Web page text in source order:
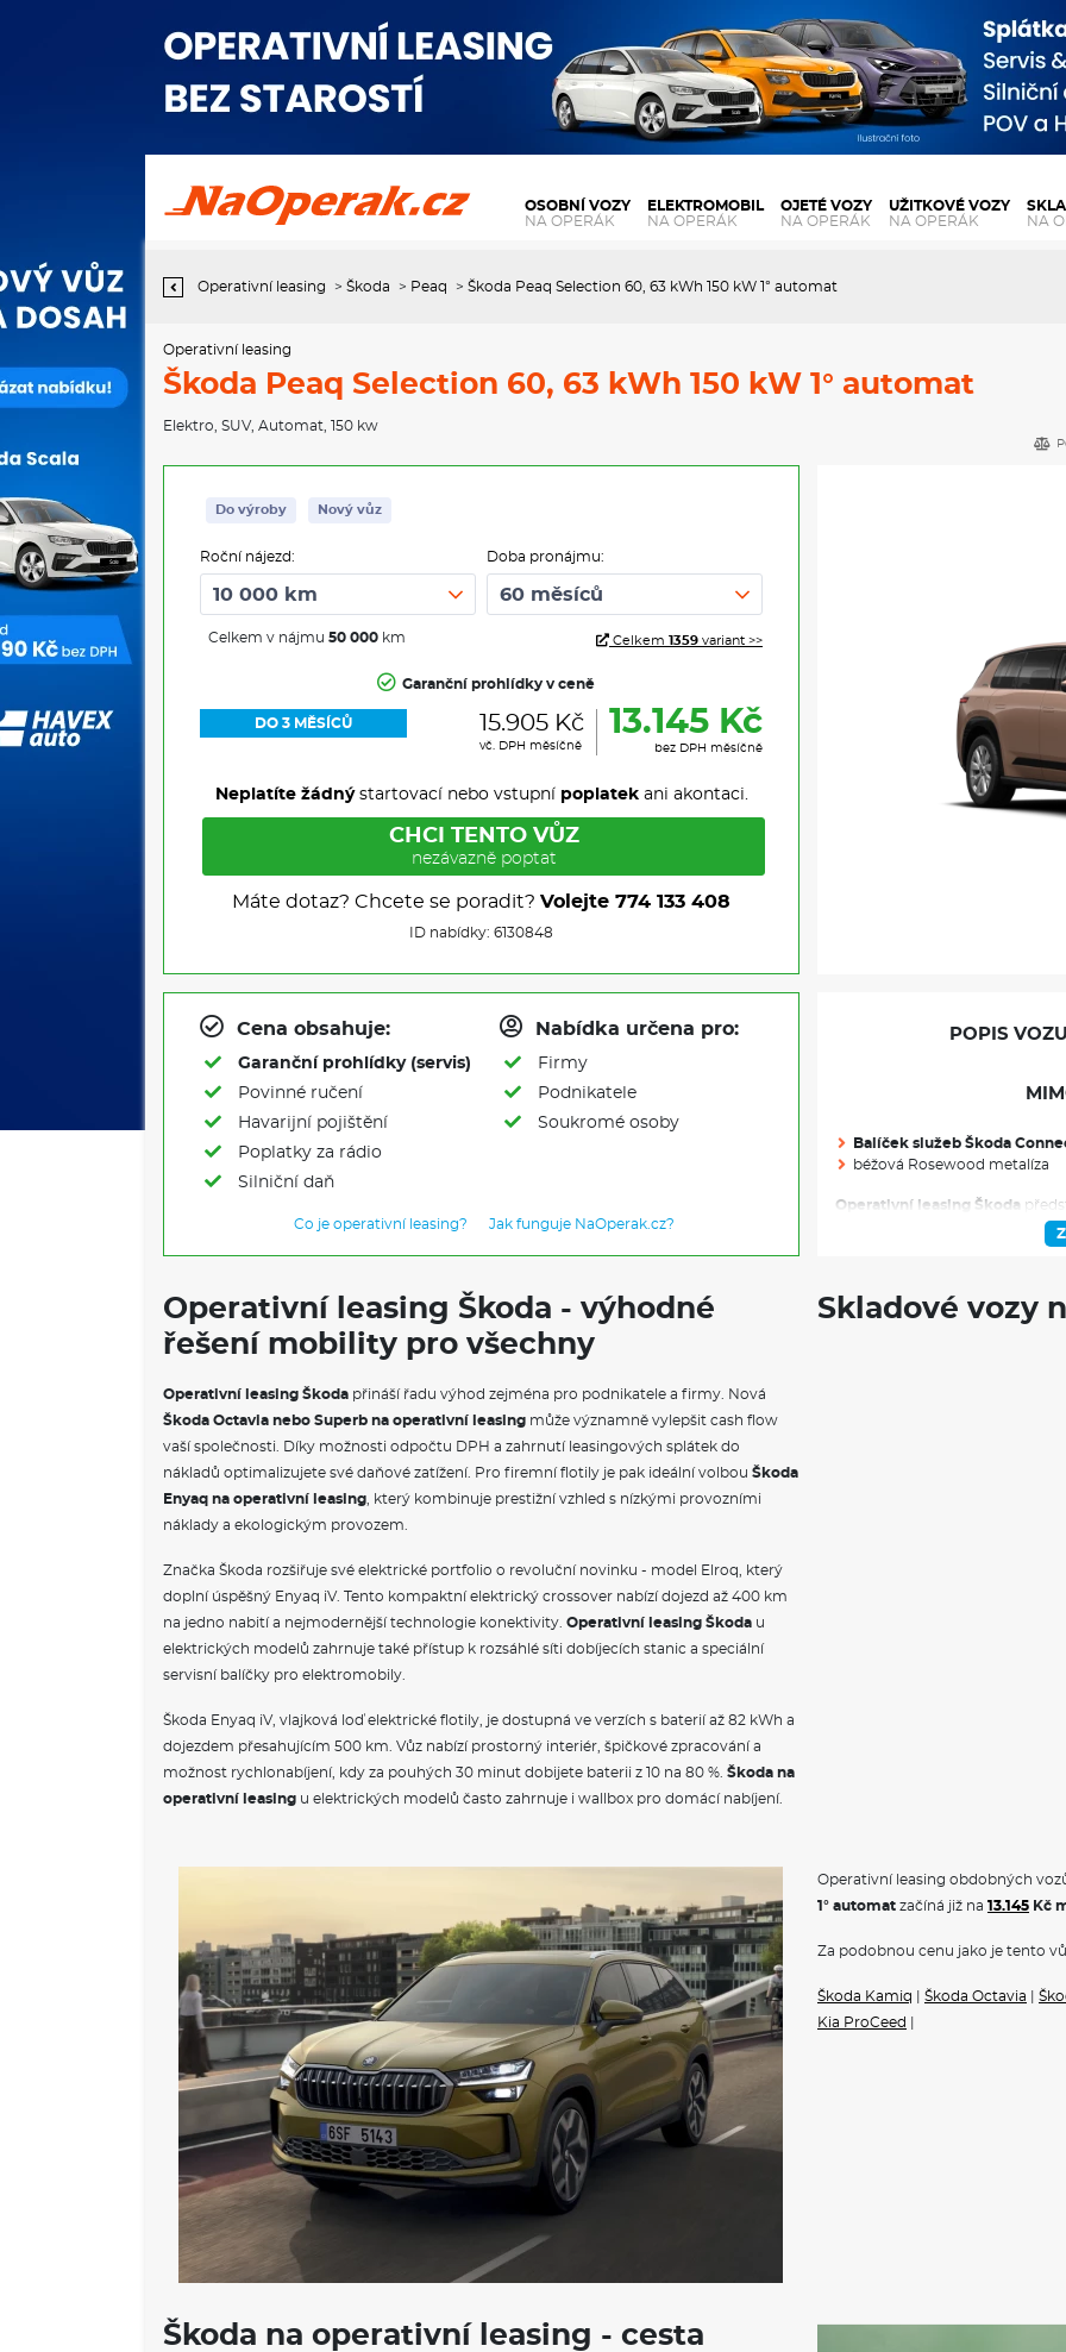
Operativní leasing Škoda Peaq Selection 60, 63 kWh 150 kW 1°
automat
OSOBNÍ VOZY
NA OPERÁK
ELEKTROMOBIL
NA OPERÁK
OJETÉ VOZY
NA OPERÁK
UŽITKOVÉ VOZY
NA OPERÁK
NA
Operativní leasing > Škoda > Peaq > Škoda Peaq Selection 60, 63 kWh 150 kW 1° automat
Operativní leasing
Škoda Peaq Selection 60, 63 kWh 150 kW 1° automat
Elektro SUV, Automat , 150 kw
Do výroby Nový vůz
Roční nájezd:
Celkem v nájmu 50 000 km
Doba pronájmu:
Celkem 1359 variant >>
Garanční prohlídky v ceně
DO 3 MĚSÍCŮ 15.905 Kč
vč. DPH měsíčně
13.145 Kč
bez DPH měsíčně
Neplatíte žádnýstartovací nebo vstupní poplatekani akontaci.
CHCI TENTO VŮZ
nezávazně poptat
Máte dotaz? Chcete se poradit? Volejte 774 133 408
ID nabídky: 6130848
Cena obsahuje:
Garanční prohlídky (servis)
Povinné ručení
Havarijní pojištění
Poplatky za rádio
Silniční daň
Nabídka určena pro:
Firmy
Podnikatele
Soukromé osoby
Co je operativní leasing? Jak funguje NaOperak.cz?
POPIS
Balíček služeb Škoda
béžová Rosewood metalíza
Operativní leasing Škoda
soukromé osoby. Tento
voze bez nutnosti jeho koupě.
Škoda ElroqaŠkoda Enyaq na
Operativní leasing Škoda - výhodné
řešení mobility pro všechny
Operativní leasing Škoda přináší řadu výhod zejména pro podnikatele a firmy. Nová
Škoda Octavia nebo Superb na operativní leasing může významně vylepšit cash flow
vaší společnosti. Díky možnosti odpočtu DPH a zahrnutí leasingových splátek do
nákladů optimalizujete své daňové zatížení. Pro firemní flotily je pak ideální volbou Škoda
Enyaq na operativní leasing , který kombinuje prestižní vzhled s nízkými provozními
náklady a ekologickým provozem.
Značka Škoda rozšiřuje své elektrické portfolio o revoluční novinku - model Elroq, který
doplní úspěšný Enyaq iV. Tento kompaktní elektrický crossover nabízí dojezd až 400 km
na jedno nabití a nejmodernější technologie konektivity. Operativní leasing Škoda u
elektrických modelů zahrnuje také přístup k rozsáhlé síti dobíjecích stanic a speciální
servisní balíčky pro elektromobily.
Škoda Enyaq iV, vlajková loď elektrické flotily, je dostupná ve verzích s baterií až 82 kWh a
dojezdem přesahujícím 500 km. Vůz nabízí prostorný interiér, špičkové zpracování a
možnost rychlonabíjení, kdy za pouhých 30 minut dobijete baterii z 10 na 80 %. Škoda na
operativní leasing u elektrických modelů často zahrnuje i wallbox pro domácí nabíjení.
Skladové vozy
Operativní leasing obdobných
1° automat začíná již na 13.145 Kč
Za podobnou cenu jako je tento
Škoda Kamiq Škoda Octavia
Kia ProCeed
Škoda na operativní leasing - cesta